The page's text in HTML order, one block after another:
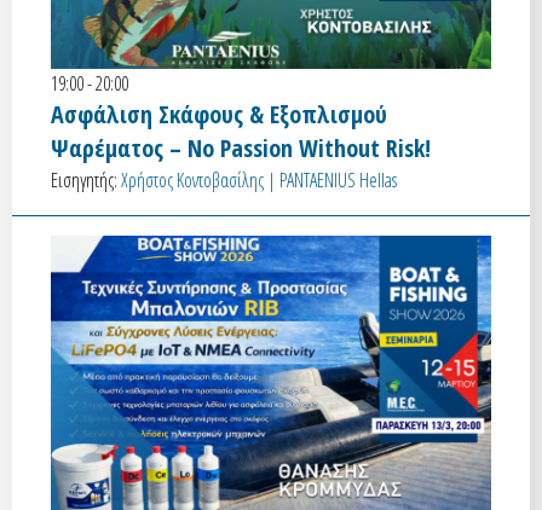
19:00 - 20:00
Ασφάλιση Σκάφους & Εξοπλισμού
Ψαρέματος – No Passion Without Risk!
Εισηγητής:Χρήστος Κοντοβασίλης | PANTAENIUS Hellas